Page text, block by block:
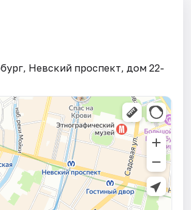
Невский проспект, дом 22-